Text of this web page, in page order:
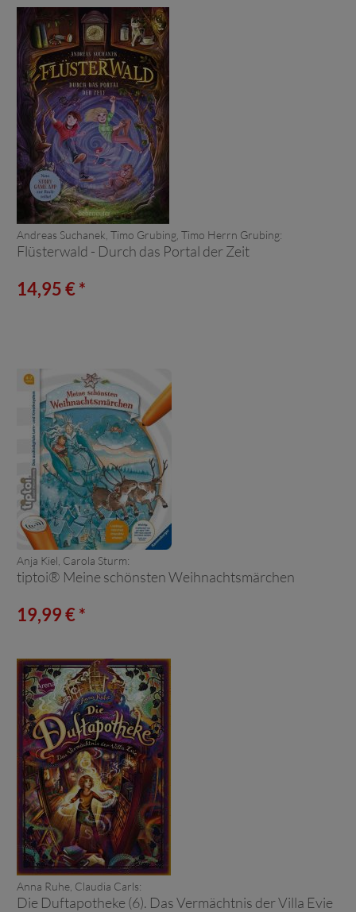
Andreas Suchanek, Timo Grubing, Timo Herrn Grubing:
Flüsterwald - Durch das Portal der Zeit
14,95 € *
Anja Kiel, Carola Sturm:
tiptoi® Meine schönsten Weihnachtsmärchen
19,99 € *
Anna Ruhe, Claudia Carls:
Die Duftapotheke (6). Das Vermächtnis der Villa Evie